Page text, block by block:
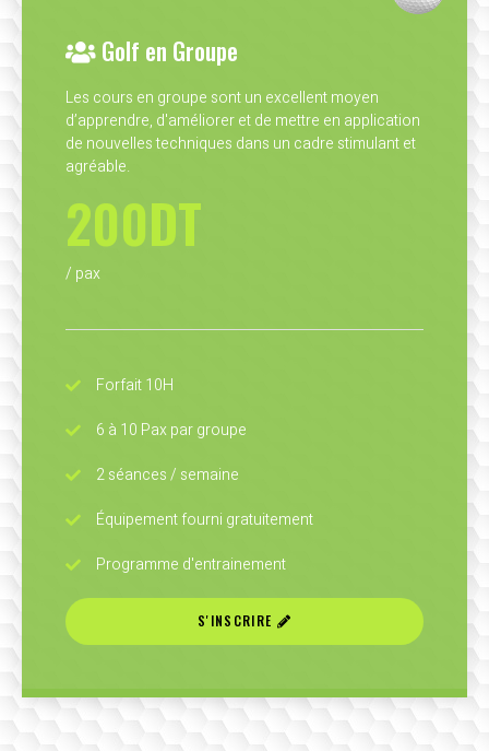
Golf en Groupe
Les cours en groupe sont un excellent moyen
d’apprendre, d'améliorer et de mettre en application
de nouvelles techniques dans un cadre stimulant et
agréable.
200DT
/ pax
Forfait 10H
6 à 10 Pax par groupe
2 séances / semaine
Équipement fourni gratuitement
Programme d'entrainement
S'INSCRIRE